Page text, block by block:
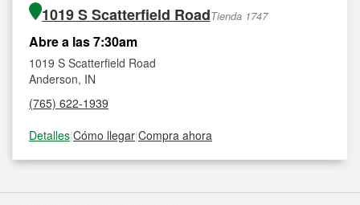
1019 S Scatterfield RoadTienda 1747
Abre a las 7:30am
1019 S Scatterfield Road
Anderson, IN
(765) 622-1939
Detalles|Cómo llegar|Compra ahora